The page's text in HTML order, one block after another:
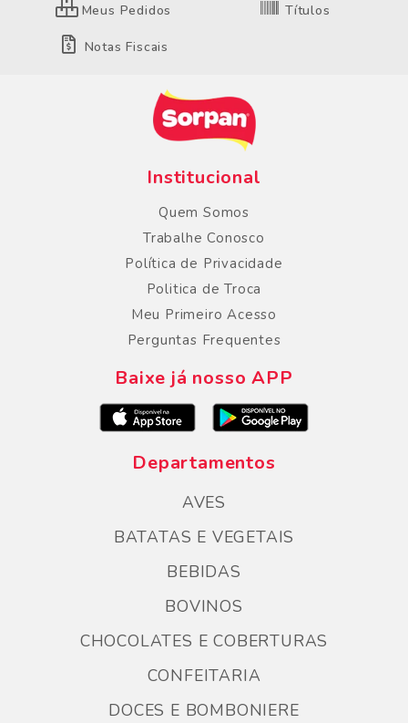
Meus Pedidos Títulos
Notas Fiscais
Institucional
Quem Somos
Trabalhe Conosco
Política de Privacidade
Politica de Troca
Meu Primeiro Acesso
Perguntas Frequentes
Baixe já nosso APP
Departamentos
AVES
BATATAS E VEGETAIS
BEBIDAS
BOVINOS
CHOCOLATES E COBERTURAS
CONFEITARIA
DOCES E BOMBONIERE